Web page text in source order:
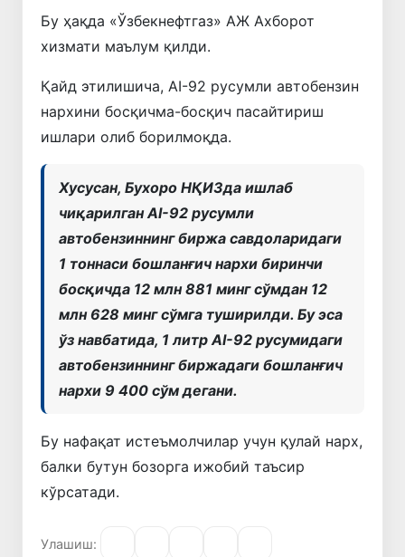
Бу ҳақда «Ўзбекнефтгаз» АЖ Ахборот
хизмати маълум қилди.
Қайд этилишича, AI-92 русумли автобензин
нархини босқичма-босқич пасайтириш
ишлари олиб борилмоқда.
Хусусан, Бухоро НҚИЗда ишлаб
чиқарилган AI-92 русумли
автобензиннинг биржа савдоларидаги
1 тоннаси бошланғич нархи биринчи
босқичда 12 млн 881 минг сўмдан 12
млн 628 минг сўмга туширилди. Бу эса
ўз навбатида, 1 литр AI-92 русумидаги
автобензиннинг биржадаги бошланғич
нархи 9 400 сўм дегани.
Бу нафақат истеъмолчилар учун қулай нарх,
балки бутун бозорга ижобий таъсир
кўрсатади.
Улашиш: